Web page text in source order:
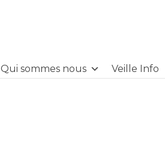
Qui sommes nous Veille Info